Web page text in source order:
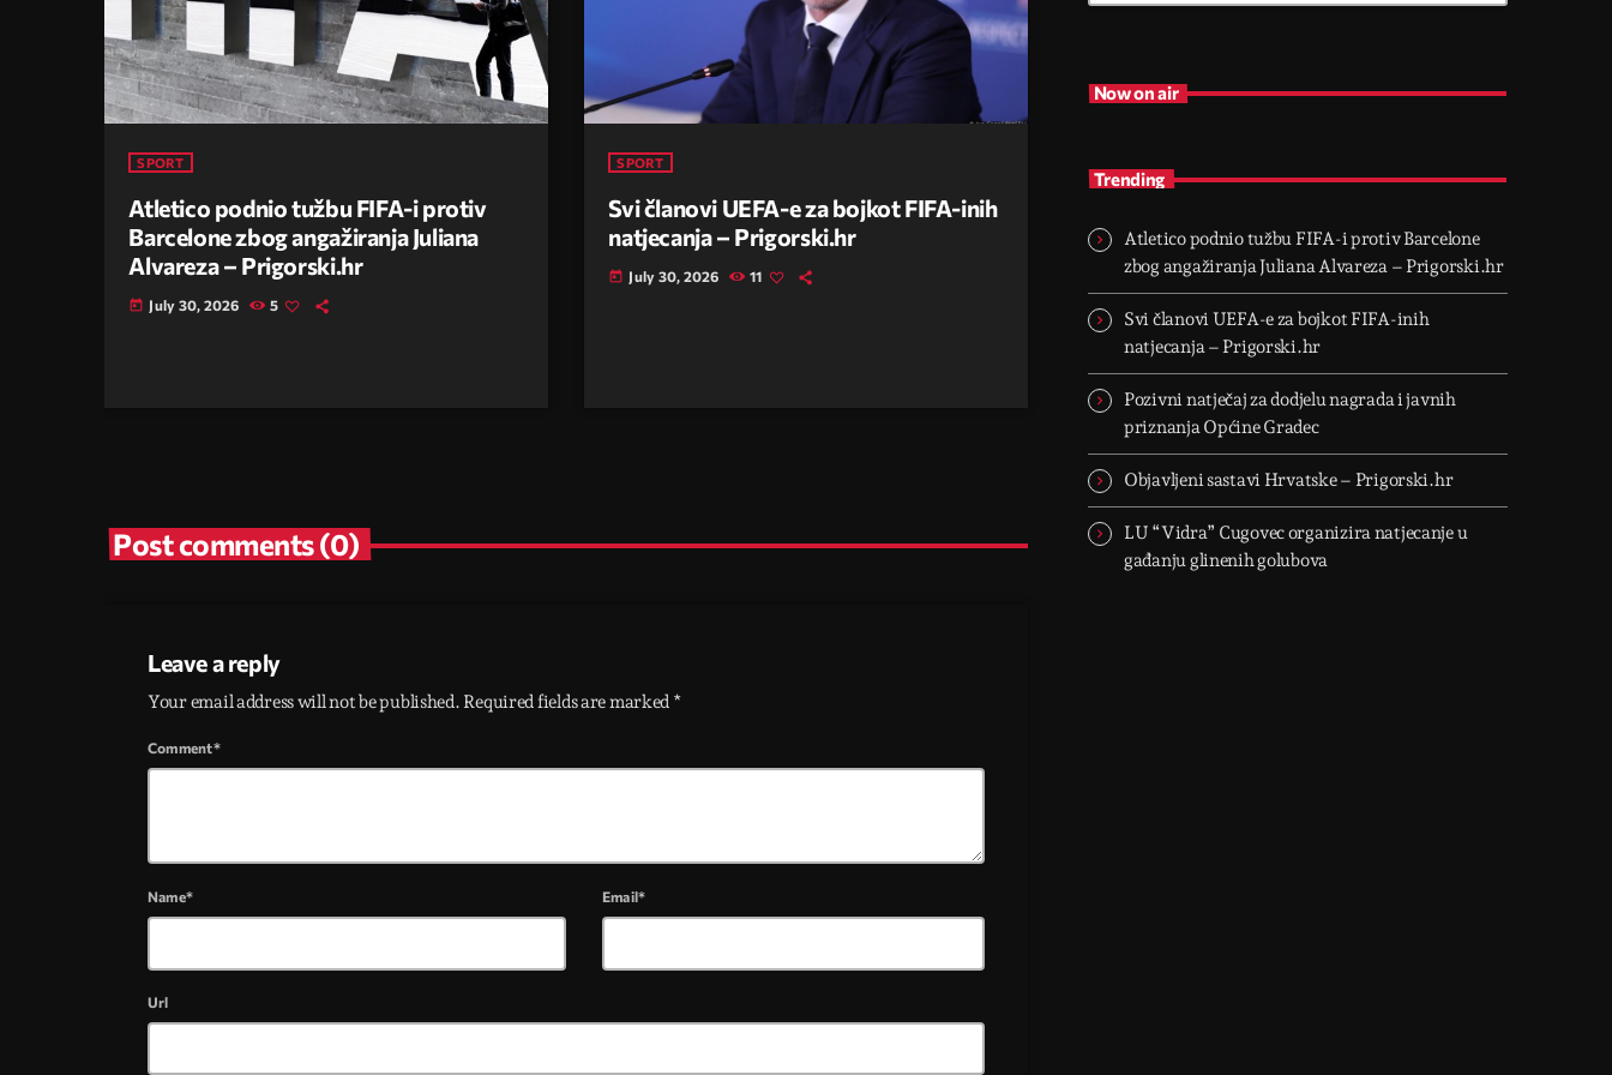
SPORT
Atletico podnio tužbu FIFA-i protiv
Barcelone zbog angažiranja Juliana
Alvareza – Prigorski.hr
today July 30, 2026 5
SPORT
Svi članovi UEFA-e za bojkot FIFA-inih
natjecanja – Prigorski.hr
today July 30, 2026 11
Post comments (0)
Leave a reply
Your email address will not be published. Required fields are marked *
Comment*
Name* Email*
Url
Now on air
Trending
Atletico podnio tužbu FIFA-i protiv Barcelone
zbog angažiranja Juliana Alvareza – Prigorski.hr
Svi članovi UEFA-e za bojkot FIFA-inih
natjecanja – Prigorski.hr
Pozivni natječaj za dodjelu nagrada i javnih
priznanja Općine Gradec
Objavljeni sastavi Hrvatske – Prigorski.hr
LU “Vidra” Cugovec organizira natjecanje u
gađanju glinenih golubova